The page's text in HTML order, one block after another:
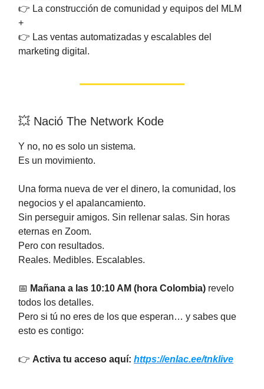
👉 La construcción de comunidad y equipos del MLM
+
👉 Las ventas automatizadas y escalables del
marketing digital.
💥 Nació The Network Kode
Y no, no es solo un sistema.
Es un movimiento.
Una forma nueva de ver el dinero, la comunidad, los
negocios y el apalancamiento.
Sin perseguir amigos. Sin rellenar salas. Sin horas
eternas en Zoom.
Pero con resultados.
Reales. Medibles. Escalables.
📅 Mañana a las 10:10 AM (hora Colombia) revelo
todos los detalles.
Pero si tú no eres de los que esperan… y sabes que
esto es contigo:
👉 Activa tu acceso aquí: https://enlac.ee/tnklive